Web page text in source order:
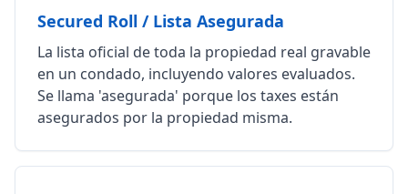
Secured Roll / Lista Asegurada
La lista oficial de toda la propiedad real gravable
en un condado, incluyendo valores evaluados.
Se llama 'asegurada' porque los taxes están
asegurados por la propiedad misma.